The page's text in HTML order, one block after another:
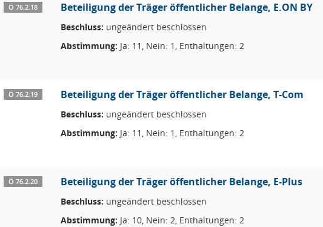
Ö 76.2.18 Beteiligung der Träger öffentlicher Belange, E.ON BY
Beschluss: ungeändert beschlossen
Abstimmung: Ja: 11, Nein: 1, Enthaltungen: 2
Ö 76.2.19 Beteiligung der Träger öffentlicher Belange, T-Com
Beschluss: ungeändert beschlossen
Abstimmung: Ja: 11, Nein: 1, Enthaltungen: 2
Ö 76.2.20 Beteiligung der Träger öffentlicher Belange, E-Plus
Beschluss: ungeändert beschlossen
Abstimmung: Ja: 10, Nein: 2, Enthaltungen: 2